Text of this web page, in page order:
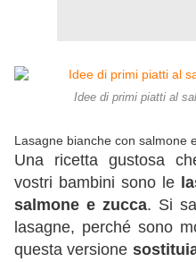
Idee di primi piatti al
Lasagne bianche con salmone
Una ricetta gustosa
vostri bambini sono le
salmone e zucca. Si
lasagne, perché sono
questa versione